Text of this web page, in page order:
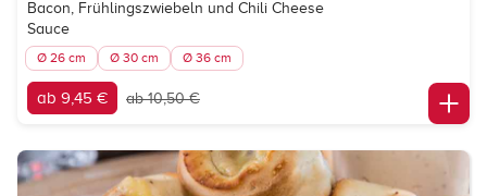
Bacon, Frühlingszwiebeln und Chili Cheese
Sauce
Ø 26 cm Ø 30 cm Ø 36 cm
ab 9,45 € ab 10,50 €